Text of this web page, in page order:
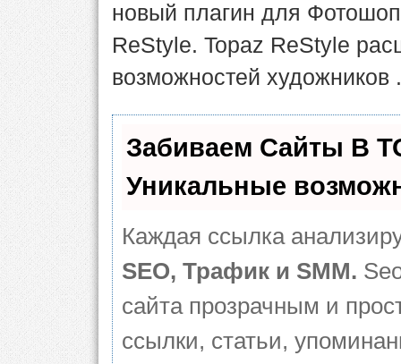
новый плагин для
ReStyle. Topaz ReStyle
возможностей художников
Забиваем Сайты В
Уникальные
Каждая ссылка
SEO, Трафик и SMM.
сайта прозрачным и
ссылки, статьи,